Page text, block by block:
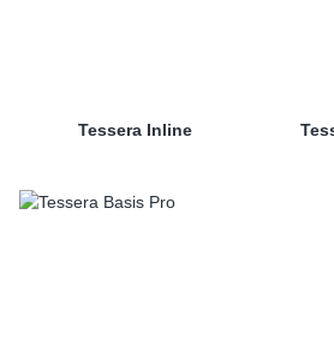
Tessera Inline